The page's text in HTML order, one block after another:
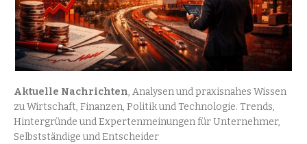
Aktuelle Nachrichten, Analysen und praxisnahes Wissen
zu Wirtschaft, Finanzen, Politik und Technologie. Trends,
Hintergründe und Expertenmeinungen für Unternehmer,
Selbstständige und Entscheider